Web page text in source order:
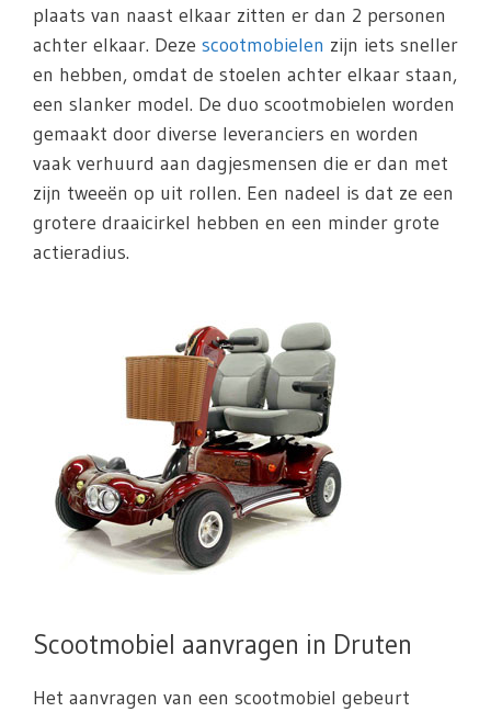
plaats van naast elkaar zitten er dan 2 personen
achter elkaar. Deze scootmobielen zijn iets sneller
en hebben, omdat de stoelen achter elkaar staan,
een slanker model. De duo scootmobielen worden
gemaakt door diverse leveranciers en worden
vaak verhuurd aan dagjesmensen die er dan met
zijn tweeën op uit rollen. Een nadeel is dat ze een
grotere draaicirkel hebben en een minder grote
actieradius.
Scootmobiel aanvragen in Druten
Het aanvragen van een scootmobiel gebeurt